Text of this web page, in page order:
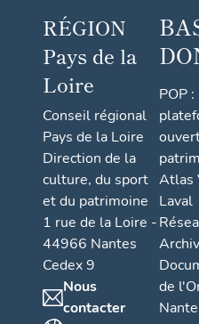
RÉGION
Pays de la
Loire
Conseil régional
Pays de la Loire
Direction de la
culture, du sport
et du patrimoine
1 rue de la Loire -
44966 Nantes
Cedex 9
Nous
contacter
POP :
Atlas
Laval
de